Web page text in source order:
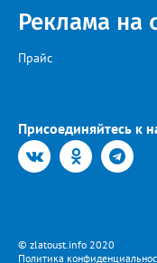
Реклама на
Прайс
Присоединяйтесь к
© zlatoust.info 2020
Политика